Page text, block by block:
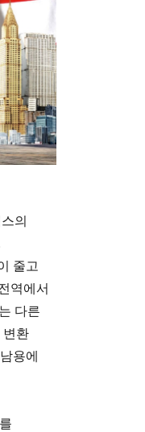
의
줄고
역에서
다른
변환
용에